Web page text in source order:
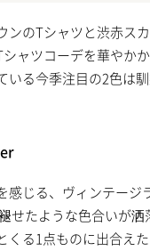
ンのTシャツと渋赤ス
ャツコーデを華やか
いる今季注目の2色は
感じる、ヴィンテージ
せたような色合いが洒
くる1点ものに出合え